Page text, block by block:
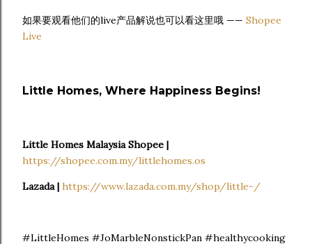
如果要观看他们的live产品解说也可以看这里哦 —— Shopee
Live
Little Homes, Where Happiness Begins!
Little Homes Malaysia Shopee |
https://shopee.com.my/littlehomes.os
Lazada | https://www.lazada.com.my/shop/little-/
#LittleHomes #JoMarbleNonstickPan #healthycooking